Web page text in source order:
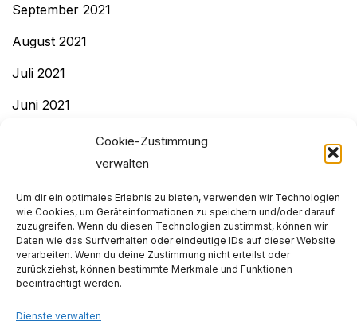
Cookie-Zustimmung
verwalten
Um dir ein optimales Erlebnis zu bieten, verwenden wir Technologien
wie Cookies, um Geräteinformationen zu speichern und/oder darauf
zuzugreifen. Wenn du diesen Technologien zustimmst, können wir
Daten wie das Surfverhalten oder eindeutige IDs auf dieser Website
verarbeiten. Wenn du deine Zustimmung nicht erteilst oder
zurückziehst, können bestimmte Merkmale und Funktionen
beeinträchtigt werden.
Dienste verwalten
September 2021
August 2021
Juli 2021
Juni 2021
Dezember 2020
November 2020
Dezember 2019